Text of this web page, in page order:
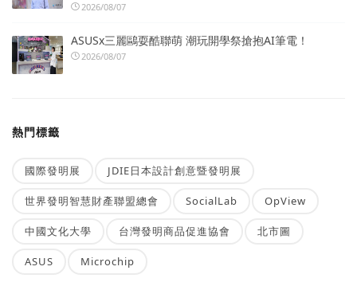
2026/08/07
ASUSx三麗鷗耍酷聯萌 潮玩開學祭搶抱AI筆電！
2026/08/07
熱門標籤
國際發明展 JDIE日本設計創意暨發明展
世界發明智慧財產聯盟總會 SocialLab OpView
中國文化大學 台灣發明商品促進協會 北市圖
ASUS Microchip